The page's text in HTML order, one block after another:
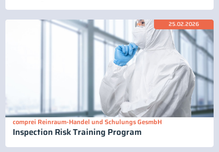
25.02.2026
comprei Reinraum-Handel und Schulungs GesmbH
Inspection Risk Training Program